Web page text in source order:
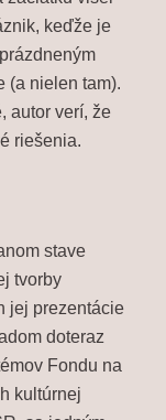
keďže je
(a nielen tam).
autor verí, že
riešenia.
stave
tvorby
jej prezentácie
doteraz
Fondu na
kultúrnej